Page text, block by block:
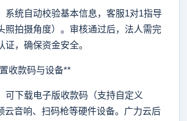
统自动校验基本信息，客服1对1指导
照拍摄角度）。审核通过后，法人需完
证，确保资金安全。
款码与设备**
下载电子版收款码（支持自定义
云音响、扫码枪等硬件设备。广力云后